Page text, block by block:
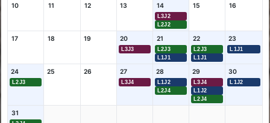
10 11 12 13 14
L3J2
L2J2
15 16
17 18 19 20
L3J3
21
L2J3
L1J1
22
L2J3
L1J1
23
L1J1
24
L2J3
25 26 27
L3J4
28
L1J2
L2J4
29
L3J4
L1J2
L2J4
30
L1J2
31